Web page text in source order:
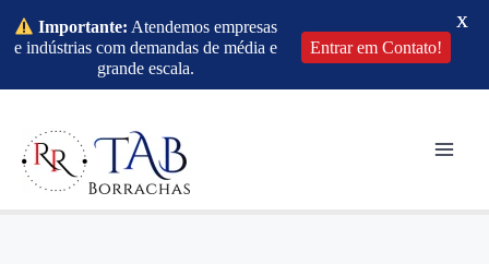
conteúdo
Importante: Atendemos empresas
e indústrias com demandas de média e
grande escala.
Entrar em Contato!
X